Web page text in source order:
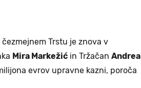
Trstu je znova v
Mira Markežić in Tržačan Andrea
evrov upravne kazni, poroča